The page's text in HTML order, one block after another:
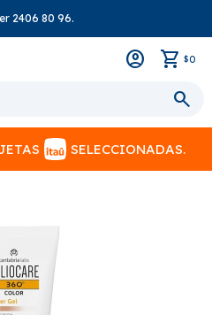
2406 80 96.
$0
SELECCIONADAS.